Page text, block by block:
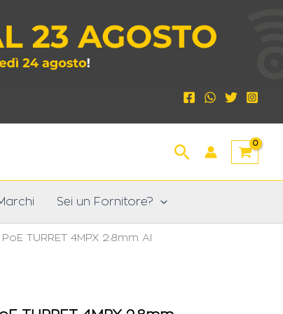
Cerca
Sei un Fornitore?
TURRET 4MPX 2.8mm AI